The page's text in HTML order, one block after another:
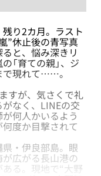
り2カ月。ラスト
”休止後の青写真
と、悩み深きリ
「育ての親」、ジ
で現れて……。
すが、気さくで礼
なく、LINEの交
何人かいるよう
度か目撃されて
・伊良部島。眼
広がる長山港の
る。現地で“大野